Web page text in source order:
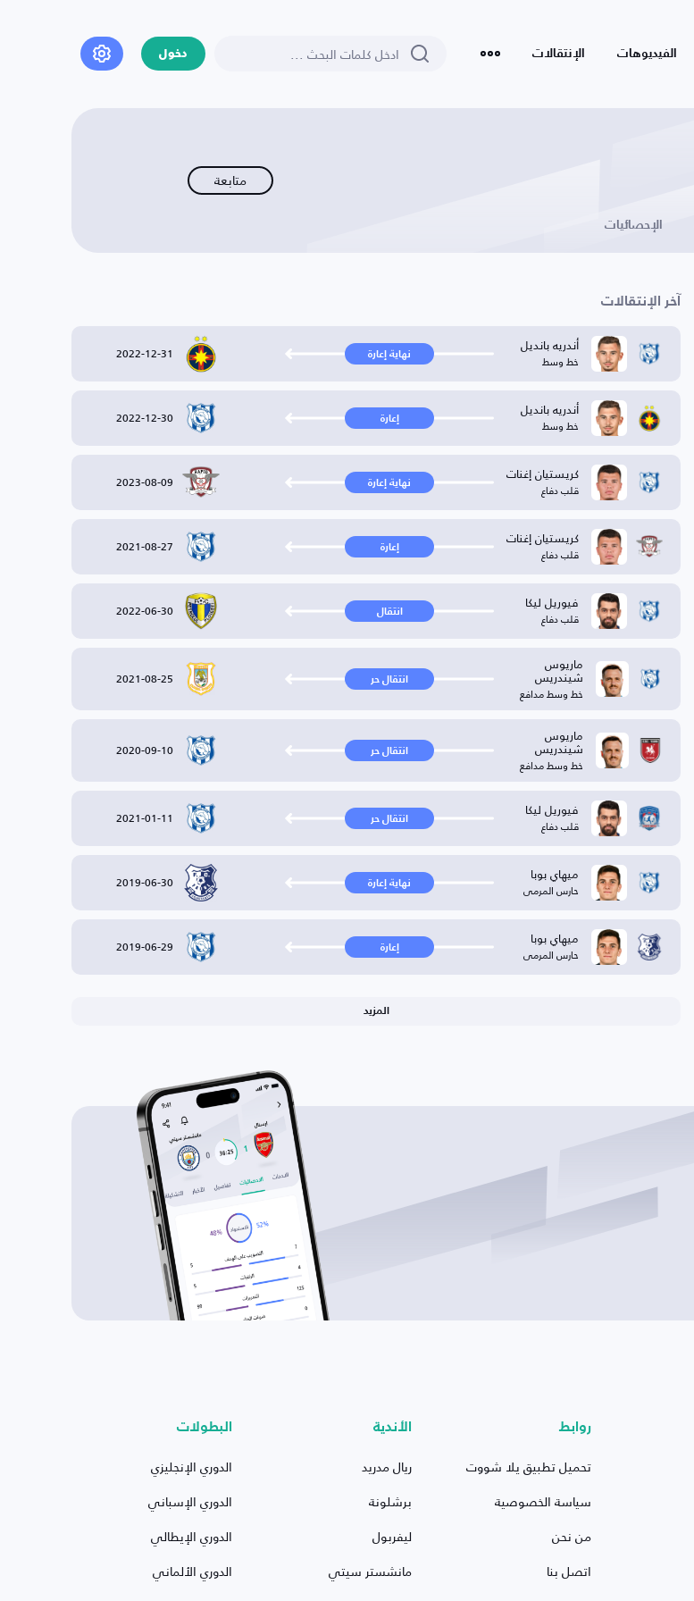
الفيديوهات الإنتقالات دخول
متابعة
الإحصائيات
آخر الإنتقالات
أندريه بانديل
خط وسط نهاية إعارة 2022-12-31
أندريه بانديل
خط وسط إعارة 2022-12-30
كريستيان إغنات
قلب دفاع نهاية إعارة 2023-08-09
كريستيان إغنات
قلب دفاع إعارة 2021-08-27
فيوريل ليكا
قلب دفاع انتقال 2022-06-30
ماريوس
شيندريس
خط وسط مدافع
انتقال حر 2021-08-25
ماريوس
شيندريس
خط وسط مدافع
انتقال حر 2020-09-10
فيوريل ليكا
قلب دفاع انتقال حر 2021-01-11
ميهاي بوبا
حارس المرمى نهاية إعارة 2019-06-30
ميهاي بوبا
حارس المرمى إعارة 2019-06-29
المزيد
روابط
تحميل تطبيق يلا شووت
سياسة الخصوصية
من نحن
اتصل بنا
الأندية
ريال مدريد
برشلونة
ليفربول
مانشستر سيتي
البطولات
الدوري الإنجليزي
الدوري الإسباني
الدوري الإيطالي
الدوري الألماني